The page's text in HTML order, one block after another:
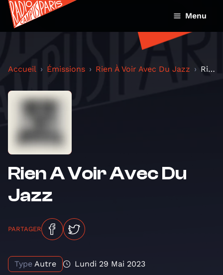
Menu
Accueil Émissions Rien À Voir Avec Du Jazz Rien A Voir Avec Du Jazz
Rien A Voir Avec Du
Jazz
PARTAGER
Type Autre Lundi 29 Mai 2023